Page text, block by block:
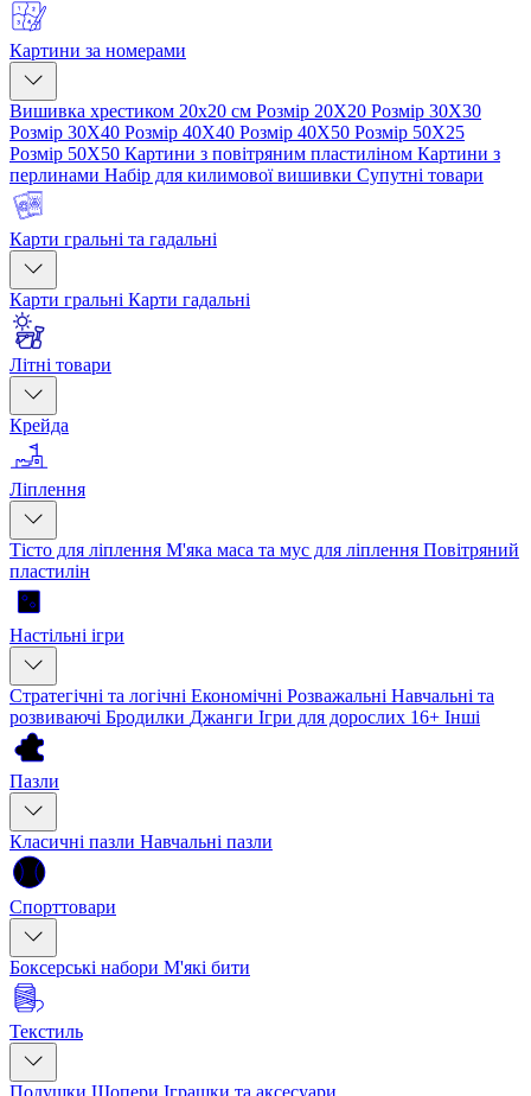
Картини за номерами
Вишивка хрестиком 20х20 см Розмір 20Х20 Розмір 30Х30
Розмір 30Х40 Розмір 40Х40 Розмір 40Х50 Розмір 50Х25
Розмір 50Х50 Картини з повітряним пластиліном Картини з
перлинами Набір для килимової вишивки Супутні товари
Карти гральні та гадальні
Карти гральні Карти гадальні
Літні товари
Крейда
Ліплення
Тісто для ліплення М'яка маса та мус для ліплення Повітряний
пластилін
Настільні ігри
Стратегічні та логічні Економічні Розважальні Навчальні та
розвиваючі Бродилки Джанги Ігри для дорослих 16+ Інші
Пазли
Класичні пазли Навчальні пазли
Спорттовари
Боксерські набори М'які бити
Текстиль
Подушки Шопери Іграшки та аксесуари